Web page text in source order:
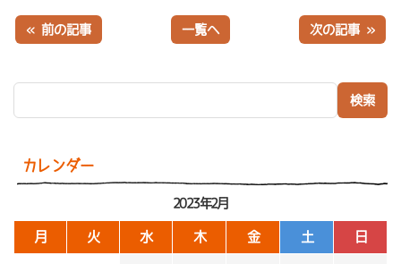
カレンダー
2023年2月
月 火 水 木 金 土 日
« 前の記事 一覧へ 次の記事 »